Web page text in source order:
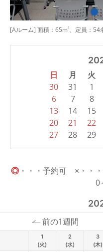
[Aルーム] 面積：65m2、定員：54
日 月 火
30 31 1
6
7 8
13
14 15
20
21 22
27
28 29
◎ ・・・予約可 ×・・
0
前の1週間
1
(火)
2
(水)
3
(木)